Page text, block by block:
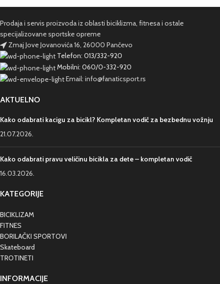
Prodaja i servis proizvoda iz oblasti biciklizma, fitnesa i ostale
specijalizovane sportske opreme
Zmaj Jove Jovanovića 16, 26000 Pančevo
Telefon: 013/332-920
Mobilni: 060/0-332-920
Email: info@fanaticsport.rs
AKTUELNO
Kako odabrati kacigu za bicikl? Kompletan vodič za bezbednu vožnju
21.07.2026.
Kako odabrati pravu veličinu bicikla za dete – kompletan vodič
16.03.2026.
KATEGORIJE
BICIKLIZAM
FITNES
BORILAČKI SPORTOVI
Skateboard
TROTINETI
INFORMACIJE